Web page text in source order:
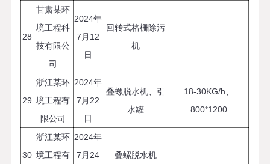
28
甘肃某环
境工程科
技有限公
司
2024年
7月12
日
回转式格栅除污
机
29
浙江某环
境工程有
限公司
2024年
7月22
日
叠螺脱水机、引
水罐
18-30KG/h、
800*1200
30
浙江某环
境工程有
2024年
7月24
叠螺脱水机